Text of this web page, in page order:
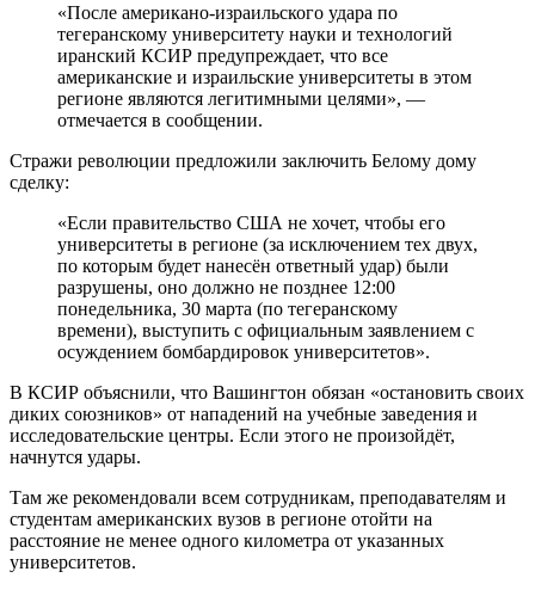
«После американо-израильского удара по
тегеранскому университету науки и технологий
иранский КСИР предупреждает, что все
американские и израильские университеты в этом
регионе являются легитимными целями», —
отмечается в сообщении.
Стражи революции предложили заключить Белому дому
сделку:
«Если правительство США не хочет, чтобы его
университеты в регионе (за исключением тех двух,
по которым будет нанесён ответный удар) были
разрушены, оно должно не позднее 12:00
понедельника, 30 марта (по тегеранскому
времени), выступить с официальным заявлением с
осуждением бомбардировок университетов».
В КСИР объяснили, что Вашингтон обязан «остановить своих
диких союзников» от нападений на учебные заведения и
исследовательские центры. Если этого не произойдёт,
начнутся удары.
Там же рекомендовали всем сотрудникам, преподавателям и
студентам американских вузов в регионе отойти на
расстояние не менее одного километра от указанных
университетов.